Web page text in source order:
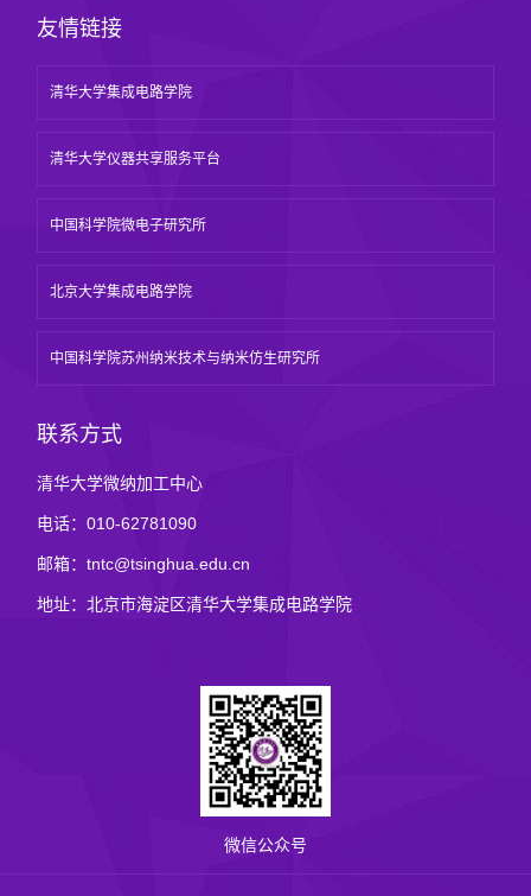
友情链接
清华大学集成电路学院
清华大学仪器共享服务平台
中国科学院微电子研究所
北京大学集成电路学院
中国科学院苏州纳米技术与纳米仿生研究所
联系方式
清华大学微纳加工中心
电话：010-62781090
邮箱：tntc@tsinghua.edu.cn
地址：北京市海淀区清华大学集成电路学院
微信公众号